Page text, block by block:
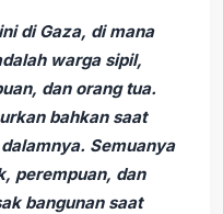
di Gaza, di mana
warga sipil,
dan orang tua.
bahkan saat
Semuanya
perempuan, dan
bangunan saat